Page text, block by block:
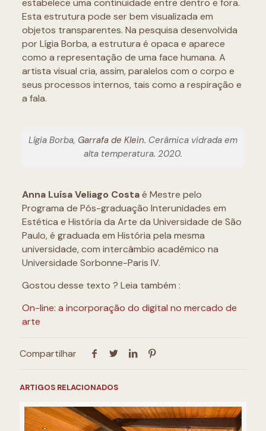
estabelece uma continuidade entre dentro e fora.
Esta estrutura pode ser bem visualizada em
objetos transparentes. Na pesquisa desenvolvida
por Lígia Borba, a estrutura é opaca e aparece
como a representação de uma face humana. A
artista visual cria, assim, paralelos com o corpo e
seus processos internos, tais como a respiração e
a fala.
Lígia Borba, Garrafa de Klein. Cerâmica vidrada em
alta temperatura. 2020.
Anna Luísa Veliago Costaé Mestre pelo
Programa de Pós-graduação Interunidades em
Estética e História da Arte da Universidade de São
Paulo, é graduada em História pela mesma
universidade, com intercâmbio acadêmico na
Universidade Sorbonne-Paris IV.
Gostou desse texto ? Leia também :
On-line: a incorporação do digital no mercado de
arte
Compartilhar
ARTIGOS RELACIONADOS